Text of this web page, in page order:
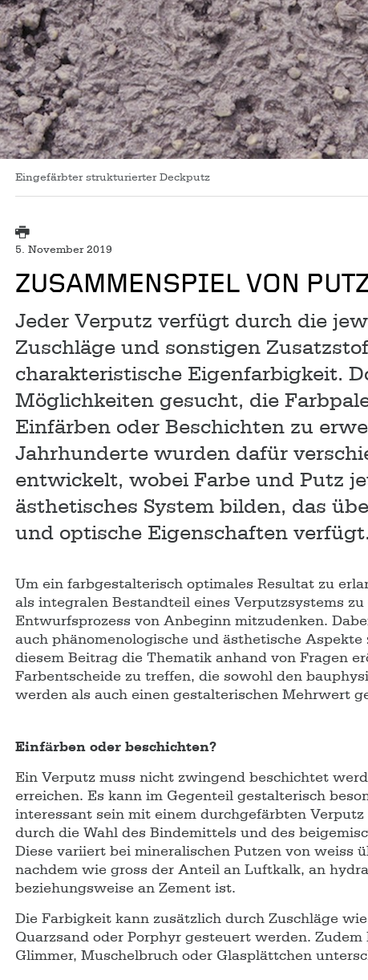
Eingefärbter strukturierter Deckputz
5. November 2019
ZUSAMMENSPIEL VON
Jeder Verputz verfügt durch die
Zuschläge und sonstigen
charakteristische Eigenfarbigkeit.
Möglichkeiten gesucht, die
Einfärben oder Beschichten zu
Jahrhunderte wurden dafür
entwickelt, wobei Farbe und Putz
ästhetisches System bilden, das
und optische Eigenschaften verfügt.
Um ein farbgestalterisch optimales Resultat zu
als integralen Bestandteil eines Verputzsystems
Entwurfsprozess von Anbeginn mitzudenken.
auch phänomenologische und ästhetische
diesem Beitrag die Thematik anhand von Fragen
Farbentscheide zu treffen, die sowohl den
werden als auch einen gestalterischen Mehrwert
Einfärben oder beschichten?
Ein Verputz muss nicht zwingend beschichtet
erreichen. Es kann im Gegenteil gestalterisch
interessant sein mit einem durchgefärbten
durch die Wahl des Bindemittels und des
Diese variiert bei mineralischen Putzen von weiss
nachdem wie gross der Anteil an Luftkalk, an
beziehungsweise an Zement ist.
Die Farbigkeit kann zusätzlich durch Zuschläge
Quarzsand oder Porphyr gesteuert werden.
Glimmer, Muschelbruch oder Glasplättchen